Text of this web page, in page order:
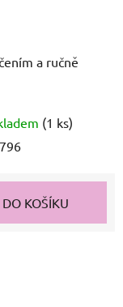
a ručně
(1 ks)
DO KOŠÍKU